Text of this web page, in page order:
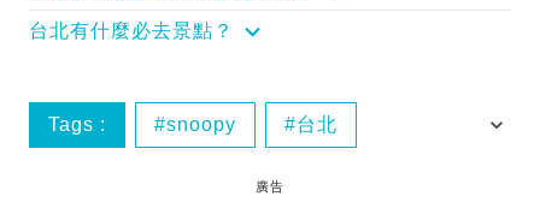
台北有什麼必去景點？
Tags : snoopy 台北
聖誕廣告